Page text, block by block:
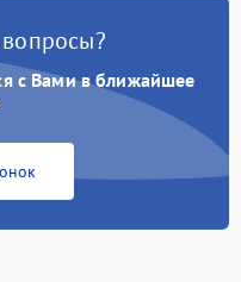
с Вами в ближайшее